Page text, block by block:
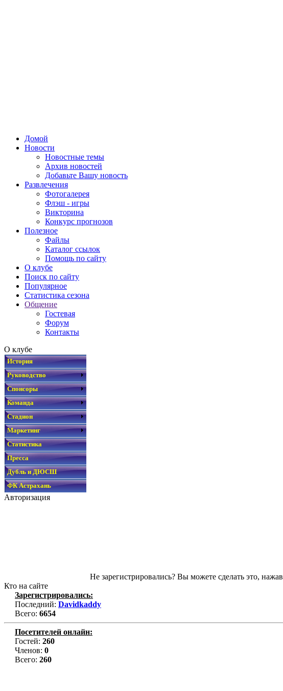
Домой
Новости
Новостные темы
Архив новостей
Добавьте Вашу новость
Развлечения
Фотогалерея
Флэш - игры
Викторина
Конкурс прогнозов
Полезное
Файлы
Каталог ссылок
Помощь по сайту
О клубе
Поиск по сайту
Популярное
Статистика сезона
Общение
Гостевая
Форум
Контакты
О клубе
История
Руководство
Спонсоры
Команда
Стадион
Маркетинг
Статистика
Пресса
Дубль и ДЮСШ
ФК Астрахань
Авторизация
Не зарегистрировались? Вы можете сделать это, нажав
Кто на сайте
Зарегистрировались:
Последний: Davidkaddy
Всего: 6654
Посетителей онлайн:
Гостей: 260
Членов: 0
Всего: 260